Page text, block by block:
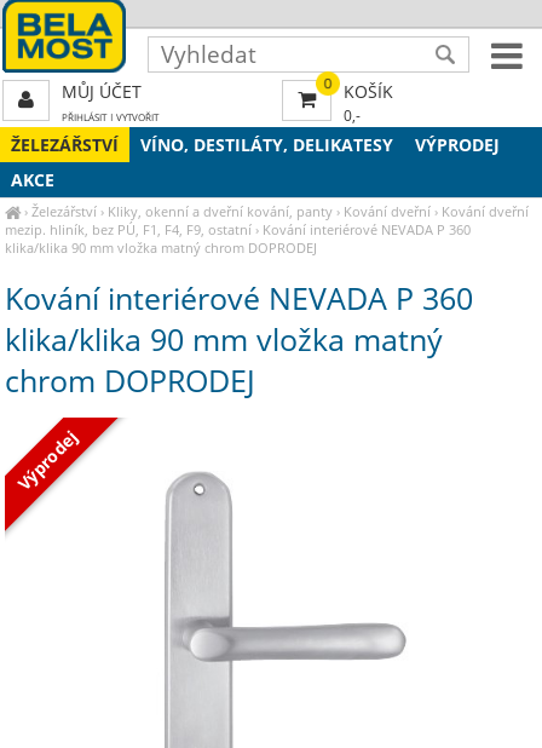
ŽELEZÁŘSTVÍ VÍNO, DESTILÁTY, DELIKATESY
VÝPRODEJ
AKCE
›Železářství › Kliky, okenní a dveřní kování, panty › Kování dveřní › Kování dveřní
mezip. hliník, bez PÚ, F1, F4, F9, ostatní › Kování interiérové NEVADA P 360
klika/klika 90 mm vložka matný chrom DOPRODEJ
Kování interiérové NEVADA P 360
klika/klika 90 mm vložka matný
chrom DOPRODEJ
Výprodej
0 KOŠÍK
0,-
MŮJ ÚČET
PŘIHLÁSIT| VYTVOŘIT